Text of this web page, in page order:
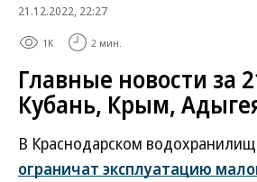
21.12.2022, 22:27
1K 2 мин.
Главные новости за
Кубань, Крым,
В Краснодарском
ограничат эксплуатацию